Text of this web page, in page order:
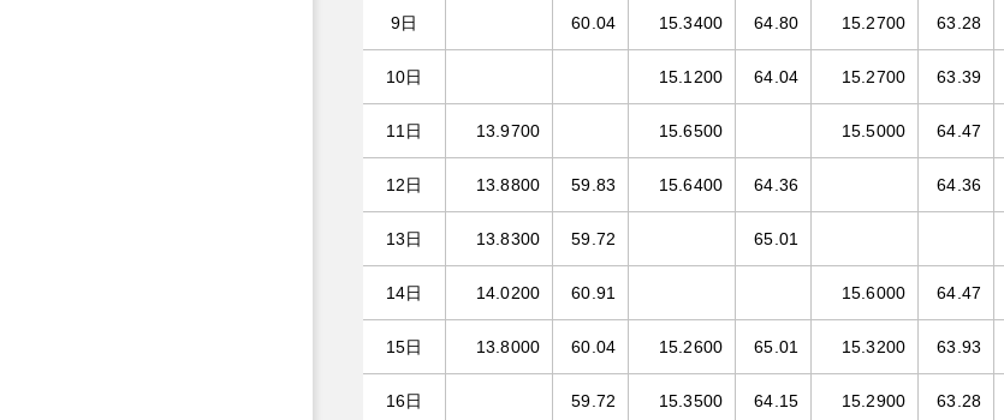
9日 60.04 15.3400 64.80 15.2700 63.28
10日 15.1200 64.04 15.2700 63.39
11日 13.9700 15.6500 15.5000 64.47
12日 13.8800 59.83 15.6400 64.36 64.36
13日 13.8300 59.72 65.01
14日 14.0200 60.91 15.6000 64.47
15日 13.8000 60.04 15.2600 65.01 15.3200 63.93
16日 59.72 15.3500 64.15 15.2900 63.28